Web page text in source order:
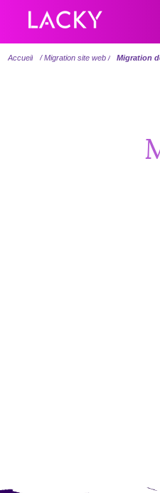
Accueil / Migration site web / Migration